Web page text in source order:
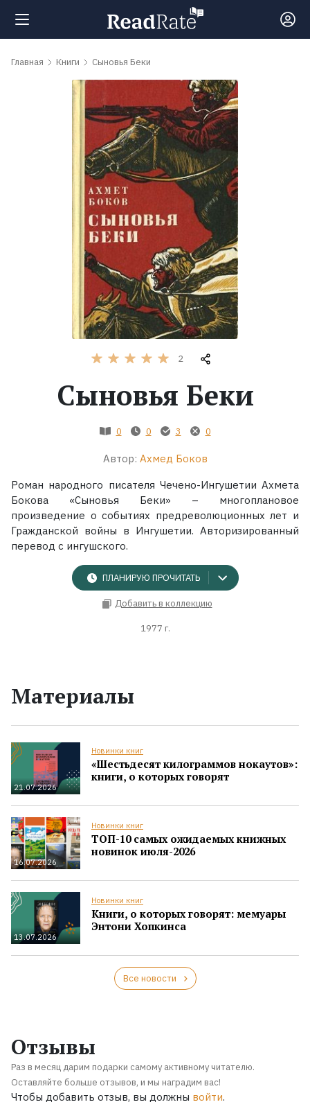
Поиск
обсуждаемые
Главная Книги Сыновья Беки
2
Сыновья Беки
0 0 3 0
Автор: Ахмед Боков
Роман народного писателя Чечено-Ингушетии Ахмета
Бокова «Сыновья Беки» – многоплановое
произведение о событиях предреволюционных лет и
Гражданской войны в Ингушетии. Авторизированный
перевод с ингушского.
ПЛАНИРУЮ ПРОЧИТАТЬ
Добавить в коллекцию
1977 г.
Материалы
21.07.2026
Новинки книг
«Шестьдесят килограммов нокаутов»:
книги, о которых говорят
16.07.2026
Новинки книг
ТОП-10 самых ожидаемых книжных
новинок июля-2026
13.07.2026
Новинки книг
Книги, о которых говорят: мемуары
Энтони Хопкинса
Все новости
Отзывы
Раз в месяц дарим подарки самому активному читателю.
Оставляйте больше отзывов, и мы наградим вас!
Чтобы добавить отзыв, вы должны войти.